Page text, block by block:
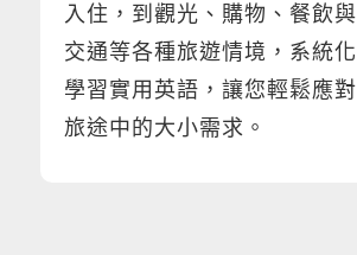
入住，到觀光、購物、餐飲與
交通等各種旅遊情境，系統化
學習實用英語，讓您輕鬆應對
旅途中的大小需求。